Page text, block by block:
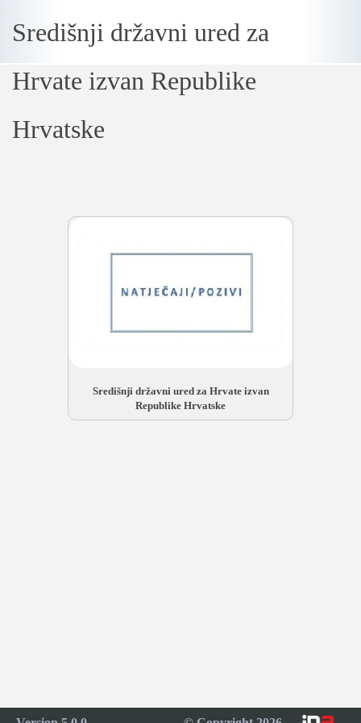
Središnji državni ured za
Hrvate izvan Republike
Hrvatske
Loading...
Središnji državni ured za Hrvate izvan
Republike Hrvatske